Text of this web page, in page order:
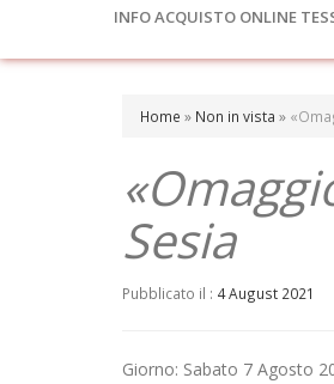
INFO ACQUISTO ONLINE
Home » Non in vista »
Sesia
Pubblicato il : 4 August 2021
Giorno: Sabato 7 Agosto